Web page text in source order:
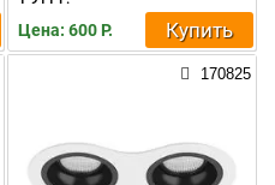
Цена: 600 Р. Купить
170825